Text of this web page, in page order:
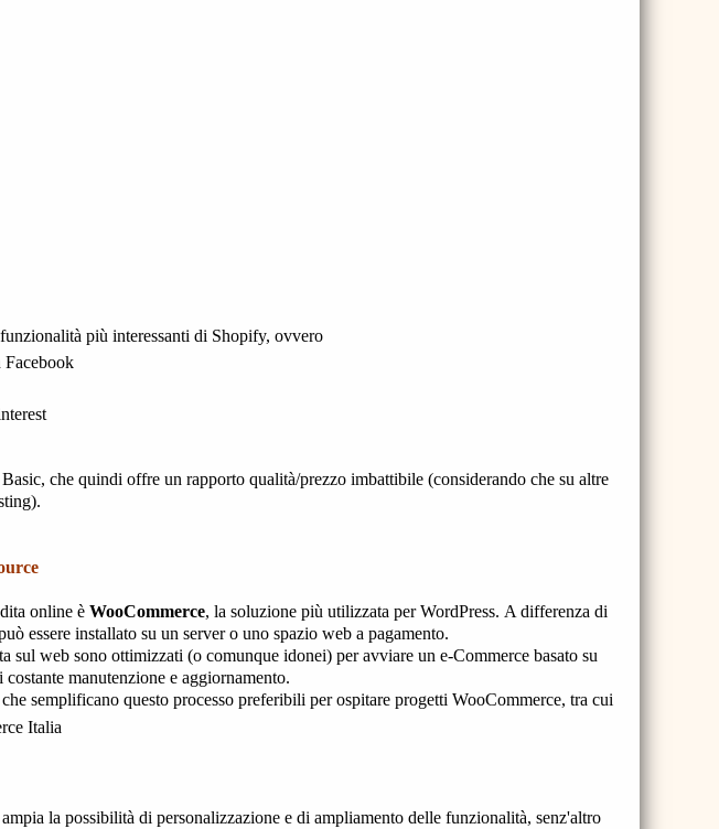
più interessanti di Shopify, ovvero
che quindi offre un rapporto qualità/prezzo imbattibile (considerando che su altre
online è WooCommerce, la soluzione più utilizzata per WordPress. A differenza di
essere installato su un server o uno spazio web a pagamento.
sul web sono ottimizzati (o comunque idonei) per avviare un e-Commerce basato su
manutenzione e aggiornamento.
semplificano questo processo preferibili per ospitare progetti WooCommerce, tra cui
Italia
la possibilità di personalizzazione e di ampliamento delle funzionalità, senz'altro